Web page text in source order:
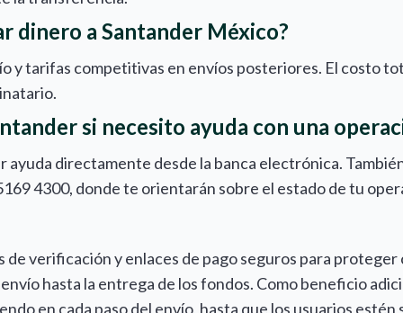
dinero a Santander México?
y tarifas competitivas en envíos posteriores. El costo
si necesito ayuda con una
ayuda directamente desde la banca electrónica.
4300, donde te orientarán sobre el estado de tu
de verificación y enlaces de pago seguros para
hasta la entrega de los fondos. Como beneficio
en cada paso del envío, hasta que los usuarios estén